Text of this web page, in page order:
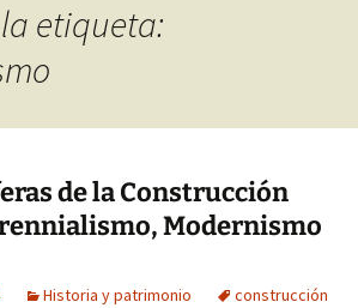
etiqueta:
de la Construcción
Modernismo
Historia y patrimonio
construcción